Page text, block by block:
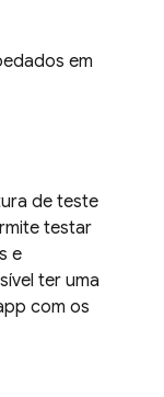
em
de teste
testar
e
ter uma
com os